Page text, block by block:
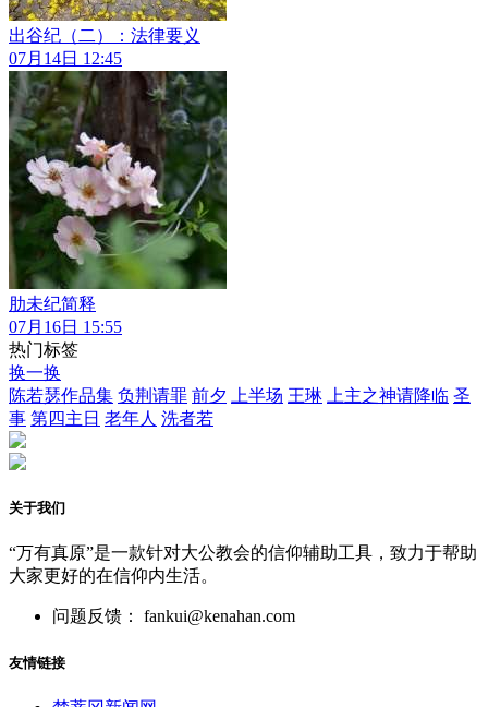
出谷纪（二）：法律要义
07月14日 12:45
肋未纪简释
07月16日 15:55
热门标签
换一换
陈若瑟作品集 负荆请罪 前夕 上半场 王琳 上主之神请降临 圣
事 第四主日 老年人 洗者若
关于我们
“万有真原”是一款针对大公教会的信仰辅助工具，致力于帮助
大家更好的在信仰内生活。
问题反馈： fankui@kenahan.com
友情链接